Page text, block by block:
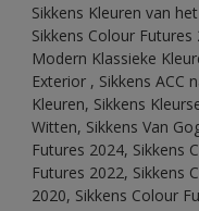
Sikkens Kleuren van
Sikkens Colour Futures
Modern Klassieke
Exterior , Sikkens ACC
Kleuren, Sikkens
Witten, Sikkens Van
Futures 2024, Sikkens
Futures 2022, Sikkens
2020, Sikkens Colour